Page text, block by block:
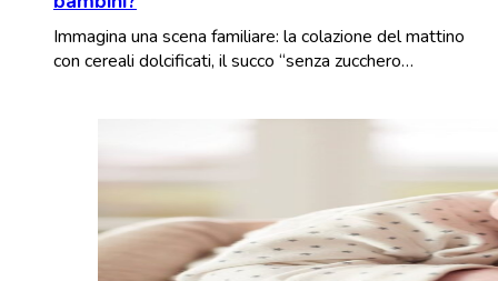
Immagina una scena familiare: la colazione del mattino
con cereali dolcificati, il succo “senza zucchero…